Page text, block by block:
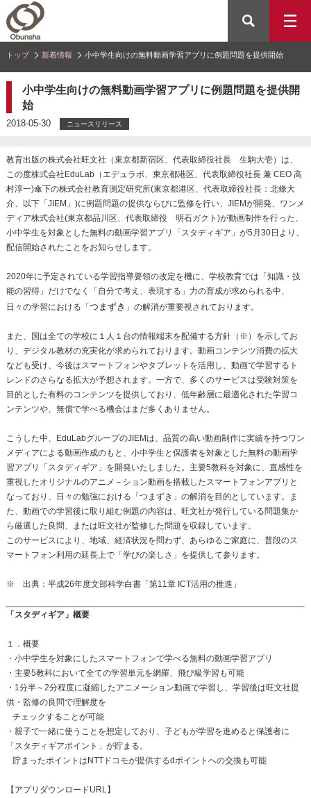
トップ 新着情報 小中学生向けの無料動画学習アプリに例題問題を提供開始
小中学生向けの無料動画学習アプリに例題問題を提供開
始
2018-05-30 ニュースリリース
教育出版の株式会社旺文社（東京都新宿区、代表取締役社長 生駒大壱）は、
この度株式会社EduLab（エデュラボ、東京都港区、代表取締役社長 兼 CEO 高
村淳一)傘下の株式会社教育測定研究所(東京都港区、代表取締役社長：北條大
介、以下「JIEM」)に例題問題の提供ならびに監修を行い、JIEMが開発、ワンメ
ディア株式会社(東京都品川区、代表取締役 明石ガクト)が動画制作を行った、
小中学生を対象とした無料の動画学習アプリ「スタディギア」が5月30日より、
配信開始されたことをお知らせします。
2020年に予定されている学習指導要領の改定を機に、学校教育では「知識・技
能の習得」だけでなく「自分で考え、表現する」力の育成が求められる中、
日々の学習における「つまずき 」の解消が重要視されております。
また、国は全ての学校に１人１台の情報端末を配備する方針（※）を示してお
り、デジタル教材の充実化が求められております。動画コンテンツ消費の拡大
なども受け、今後はスマートフォンやタブレットを活用し、動画で学習するト
レンドのさらなる拡大が予想されます。一方で、多くのサービスは受験対策を
目的とした有料のコンテンツを提供しており、低年齢層に最適化された学習コ
ンテンツや、無償で学べる機会はまだ多くありません。
こうした中、EduLabグループのJIEMは、品質の高い動画制作に実績を持つワン
メディアによる動画作成のもと、小中学生と保護者を対象とした無料の動画学
習アプリ「スタディギア」を開発いたしました。主要5教科を対象に、直感性を
重視したオリジナルのアニメ－ション動画を搭載したスマートフォンアプリと
なっており、日々の勉強における「つまずき」の解消を目的としています。ま
た、動画での学習後に取り組む例題の内容は、旺文社が発行している問題集か
ら厳選した良問、または旺文社が監修した問題を収録しています。
このサービスにより、地域、経済状況を問わず、あらゆるご家庭に、普段のス
マートフォン利用の延長上で「学びの楽しさ」を提供して参ります。
※ 出典：平成26年度文部科学白書「第11章 ICT活用の推進」
「スタディギア」概要
１．概要
・小中学生を対象にしたスマートフォンで学べる無料の動画学習アプリ
・主要5教科において全ての学習単元を網羅、飛び級学習も可能
・1分半～2分程度に凝縮したアニメーション動画で学習し、学習後は旺文社提
供・監修の良問で理解度を
チェックすることが可能
・親子で一緒に使うことを想定しており、子どもが学習を進めると保護者に
「スタディギアポイント」が貯まる。
貯まったポイントはNTTドコモが提供するdポイントへの交換も可能
【アプリダウンロードURL】